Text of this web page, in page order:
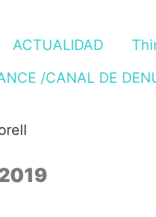
ACTUALIDAD
/CANAL DE